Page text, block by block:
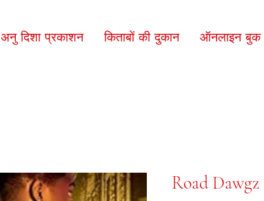
अनु दिशा प्रकाशन किताबों की दुकान ऑनलाइन
Road